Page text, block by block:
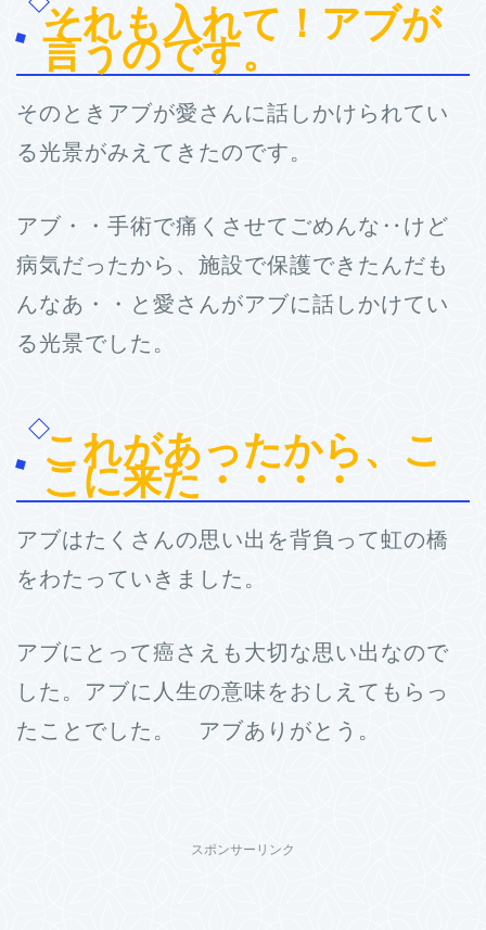
それも入れて！アブが
言うのです。
そのときアブが愛さんに話しかけられてい
る光景がみえてきたのです。
アブ・・手術で痛くさせてごめんな‥けど
病気だったから、施設で保護できたんだも
んなあ・・と愛さんがアブに話しかけてい
る光景でした。
これがあったから、こ
こに来た・・・・
アブはたくさんの思い出を背負って虹の橋
をわたっていきました。
アブにとって癌さえも大切な思い出なので
した。アブに人生の意味をおしえてもらっ
たことでした。 アブありがとう。
スポンサーリンク